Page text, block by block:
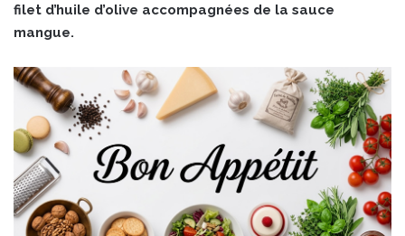
filet d’huile d’olive accompagnées de la sauce
mangue.